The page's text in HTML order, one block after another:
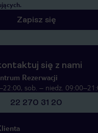
Zapisz się
się z nami
Rezerwacji
sob. – niedz.
22 270 31 20